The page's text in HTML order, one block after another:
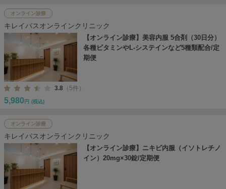
オンライン診療
キレイパスオンラインクリニック
【オンライン診療】美容内服 5合剤（30日分）
各種ビタミンやL-システインなど5種類配合/定
期便
3.8 （5件）
5,980 円 (税込)
オンライン診療
キレイパスオンラインクリニック
【オンライン診療】ニキビ内服（イソトレチノ
イン）20mg×30錠/定期便